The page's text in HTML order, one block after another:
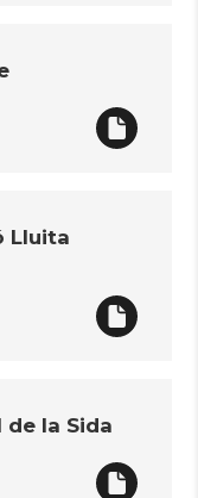
Lluita
de la Sida